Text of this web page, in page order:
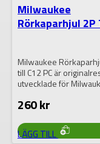
Milwaukee
Rörkaparhjul 2P
Milwaukee
till C12 PC är
utvecklade för
260kr
LÄGG TILL